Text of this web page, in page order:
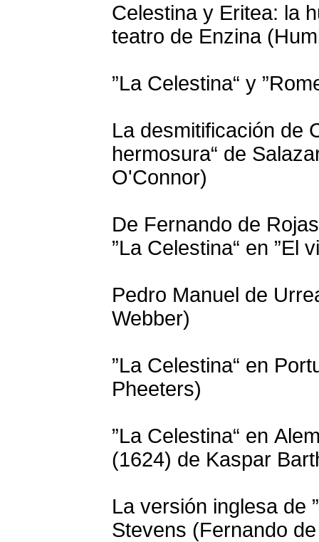
Celestina y Eritea: la
teatro de Enzina
”La Celestina“ y
La desmitificación de
hermosura“ de
O'Connor)
De Fernando de
”La Celestina“ en ”El
Pedro Manuel de
Webber)
”La Celestina“ en
Pheeters)
”La Celestina“ en
(1624) de Kaspar
La versión inglesa de
Stevens (Fernando